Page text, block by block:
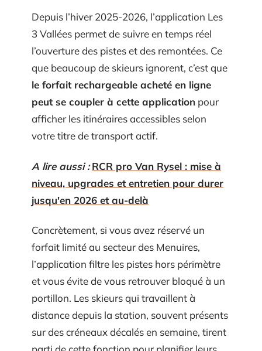
Depuis l’hiver 2025-2026, l’application Les
3 Vallées permet de suivre en temps réel
l’ouverture des pistes et des remontées. Ce
que beaucoup de skieurs ignorent, c’est que
le forfait rechargeable acheté en ligne
peut se coupler à cette application pour
afficher les itinéraires accessibles selon
votre titre de transport actif.
A lire aussi : RCR pro Van Rysel : mise à
niveau, upgrades et entretien pour durer
jusqu'en 2026 et au-delà
Concrètement, si vous avez réservé un
forfait limité au secteur des Menuires,
l’application filtre les pistes hors périmètre
et vous évite de vous retrouver bloqué à un
portillon. Les skieurs qui travaillent à
distance depuis la station, souvent présents
sur des créneaux décalés en semaine, tirent